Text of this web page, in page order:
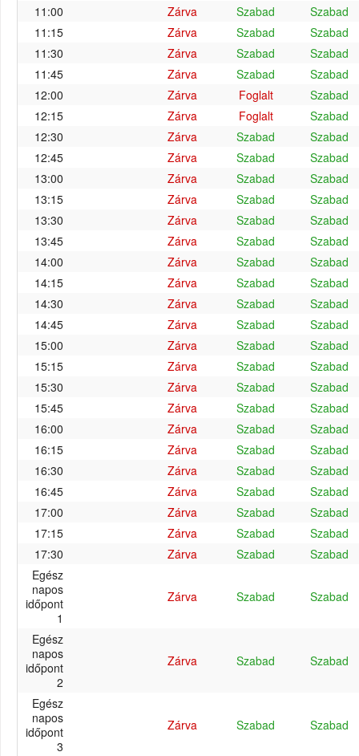
11:00
Zárva Szabad
Szabad
11:15
Zárva Szabad
Szabad
11:30
Zárva Szabad
Szabad
11:45
Zárva Szabad
Szabad
12:00
Zárva Foglalt
Szabad
12:15
Zárva Foglalt
Szabad
12:30
Zárva Szabad
Szabad
12:45
Zárva Szabad
Szabad
13:00
Zárva Szabad
Szabad
13:15
Zárva Szabad
Szabad
13:30
Zárva Szabad
Szabad
13:45
Zárva Szabad
Szabad
14:00
Zárva Szabad
Szabad
14:15
Zárva Szabad
Szabad
14:30
Zárva Szabad
Szabad
14:45
Zárva Szabad
Szabad
15:00
Zárva Szabad
Szabad
15:15
Zárva Szabad
Szabad
15:30
Zárva Szabad
Szabad
15:45
Zárva Szabad
Szabad
16:00
Zárva Szabad
Szabad
16:15
Zárva Szabad
Szabad
16:30
Zárva Szabad
Szabad
16:45
Zárva Szabad
Szabad
17:00
Zárva Szabad
Szabad
17:15
Zárva Szabad
Szabad
17:30
Zárva Szabad
Szabad
Egész
napos
időpont
1
Zárva Szabad Szabad
Egész
napos
időpont
2
Zárva Szabad Szabad
Egész
napos
időpont
3
Zárva Szabad Szabad